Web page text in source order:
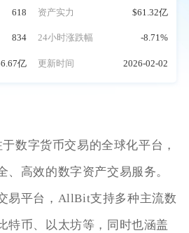
618 资产实力 $61.32亿
834 24小时涨跌幅 -8.71%
亿 更新时间 2026-02-02
数字货币交易的全球化平台，
、高效的数字资产交易服务。
易平台，AllBit支持多种主流数
特币、以太坊等，同时也涵盖